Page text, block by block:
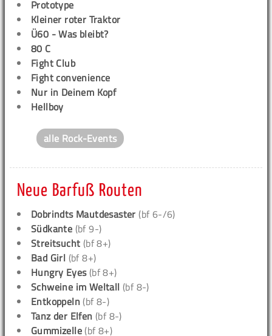
Prototype
Kleiner roter Traktor
Ü60 - Was bleibt?
80 C
Fight Club
Fight convenience
Nur in Deinem Kopf
Hellboy
alle Rock-Events
Neue Barfuß Routen
Dobrindts Mautdesaster (bf 6-/6)
Südkante (bf 9-)
Streitsucht (bf 8+)
Bad Girl (bf 8+)
Hungry Eyes(bf 8+)
Schweine im Weltall (bf 8-)
Entkoppeln (bf 8-)
Tanz der Elfen (bf 8-)
Gummizelle (bf 8+)